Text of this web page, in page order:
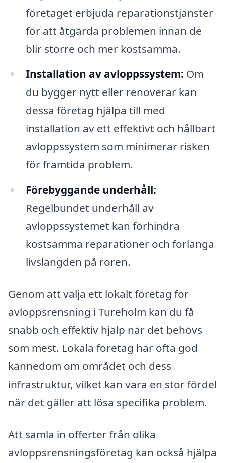
företaget erbjuda reparationstjänster
för att åtgärda problemen innan de
blir större och mer kostsamma.
Installation av avloppssystem: Om
du bygger nytt eller renoverar kan
dessa företag hjälpa till med
installation av ett effektivt och hållbart
avloppssystem som minimerar risken
för framtida problem.
Förebyggande underhåll:
Regelbundet underhåll av
avloppssystemet kan förhindra
kostsamma reparationer och förlänga
livslängden på rören.
Genom att välja ett lokalt företag för
avloppsrensning i Tureholm kan du få
snabb och effektiv hjälp när det behövs
som mest. Lokala företag har ofta god
kännedom om området och dess
infrastruktur, vilket kan vara en stor fördel
när det gäller att lösa specifika problem.
Att samla in offerter från olika
avloppsrensningsföretag kan också hjälpa